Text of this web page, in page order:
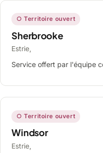
○ Territoire ouvert
Sherbrooke
Estrie,
Service offert par l'équipe
○ Territoire ouvert
Windsor
Estrie,